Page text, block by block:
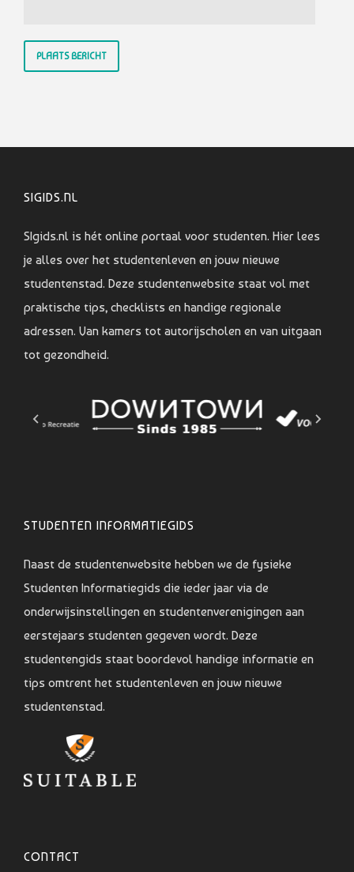
SIGIDS.NL
SIgids.nl is hét online portaal voor studenten. Hier lees
je alles over het studentenleven en jouw nieuwe
studentenstad. Deze studentenwebsite staat vol met
praktische tips, checklists en handige regionale
adressen. Van kamers tot autorijscholen en van uitgaan
tot gezondheid.
STUDENTEN INFORMATIEGIDS
Naast de studentenwebsite hebben we de fysieke
Studenten Informatiegids die ieder jaar via de
onderwijsinstellingen en studentenverenigingen aan
eerstejaars studenten gegeven wordt. Deze
studentengids staat boordevol handige informatie en
tips omtrent het studentenleven en jouw nieuwe
studentenstad.
CONTACT